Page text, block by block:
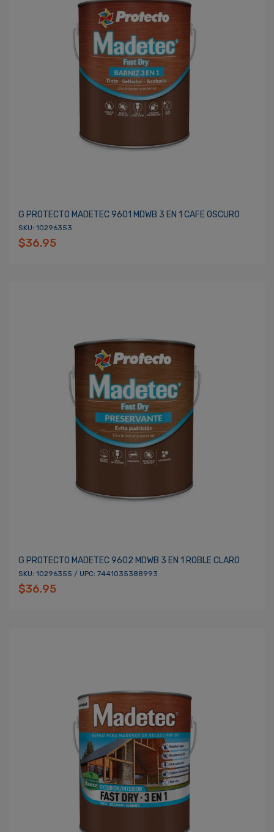
G PROTECTO MADETEC 9601 MDWB 3 EN 1 CAFE OSCURO
SKU: 10296353
$36.95
G PROTECTO MADETEC 9602 MDWB 3 EN 1 ROBLE CLARO
SKU: 10296355 / UPC: 7441035388993
$36.95